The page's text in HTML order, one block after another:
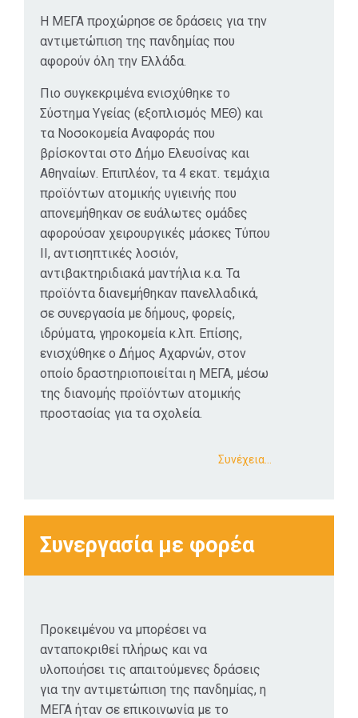
τη διασφάλιση
επάρκειας
αντισηπτικών
προϊόντων και
χειρουργικών
μασκών υψηλής
προστασίας
στην ελληνική
Η ΜΕΓΑ προχώρησε σε δράσεις για την
αντιμετώπιση της πανδημίας που
αφορούν όλη την Ελλάδα.
Πιο συγκεκριμένα ενισχύθηκε το
Σύστημα Υγείας (εξοπλισμός ΜΕΘ) και
τα Νοσοκομεία Αναφοράς που
βρίσκονται στο Δήμο Ελευσίνας και
Αθηναίων. Επιπλέον, τα 4 εκατ. τεμάχια
προϊόντων ατομικής υγιεινής που
απονεμήθηκαν σε ευάλωτες ομάδες
αφορούσαν χειρουργικές μάσκες Τύπου
ΙΙ, αντισηπτικές λοσιόν,
αντιβακτηριδιακά μαντήλια κ.α. Τα
προϊόντα διανεμήθηκαν πανελλαδικά,
σε συνεργασία με δήμους, φορείς,
ιδρύματα, γηροκομεία κ.λπ. Επίσης,
ενισχύθηκε ο Δήμος Αχαρνών, στον
οποίο δραστηριοποιείται η ΜΕΓΑ, μέσω
της διανομής προϊόντων ατομικής
προστασίας για τα σχολεία.
Συνέχεια…
Συνεργασία με φορέα
Προκειμένου να μπορέσει να
ανταποκριθεί πλήρως και να
υλοποιήσει τις απαιτούμενες δράσεις
για την αντιμετώπιση της πανδημίας, η
ΜΕΓΑ ήταν σε επικοινωνία με το